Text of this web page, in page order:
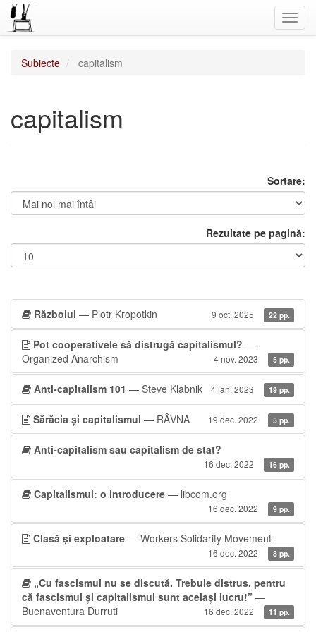
Subiecte capitalism
capitalism
Sortare:
Rezultate pe pagină:
Războiul — Piotr Kropotkin 9 oct. 2025 22 pp.
Pot cooperativele să distrugă capitalismul? —
Organized Anarchism
4 nov. 2023 5 pp.
Anti-capitalism 101 — Steve Klabnik 4 ian. 2023 19 pp.
Sărăcia și capitalismul — RÂVNA 19 dec. 2022 5 pp.
Anti-capitalism sau capitalism de stat?
16 dec. 2022 16 pp.
Capitalismul: o introducere — libcom.org
16 dec. 2022 9 pp.
Clasă și exploatare — Workers Solidarity Movement
16 dec. 2022 8 pp.
„Cu fascismul nu se discută. Trebuie distrus, pentru
că fascismul și capitalismul sunt același lucru!” —
Buenaventura Durruti
16 dec. 2022 11 pp.